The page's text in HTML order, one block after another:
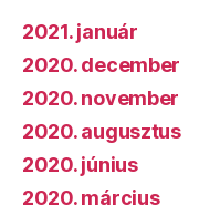
2021. január
2020. december
2020. november
2020. augusztus
2020. június
2020. március